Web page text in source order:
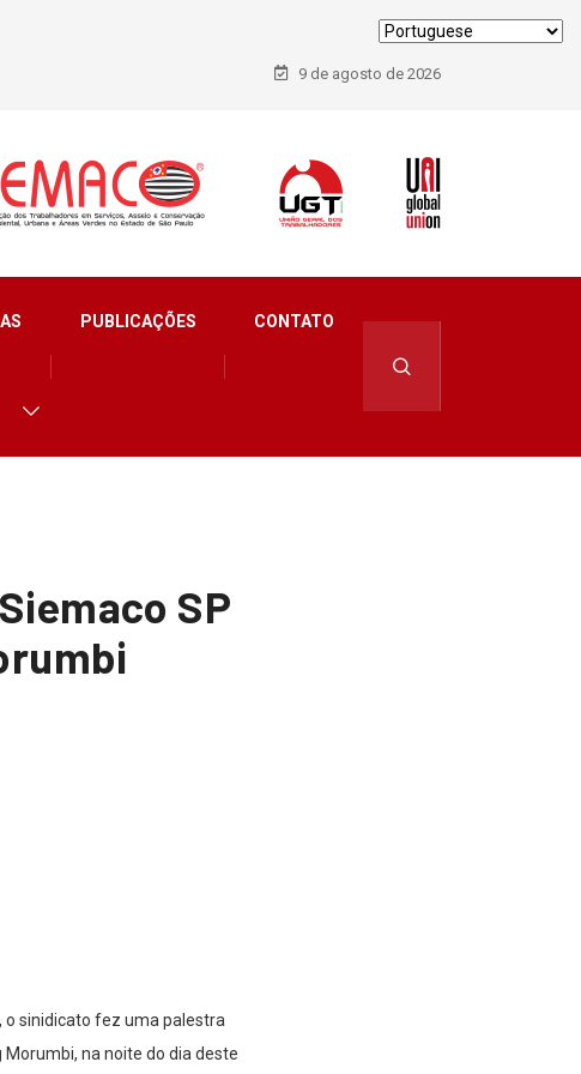
9 de agosto de 2026
PUBLICAÇÕES CONTATO
SP
o sinidicato fez uma palestra
na noite do dia deste